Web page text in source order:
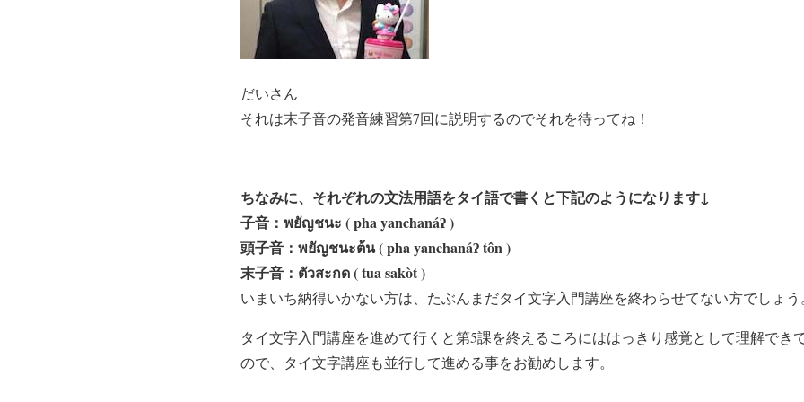
だいさん
それは末子音の発音練習第7回に説明するのでそれを待ってね！
ちなみに、それぞれの文法用語をタイ語で書くと下記のようになります↓
子音：พยัญชนะ ( pha yanchanáʔ )
頭子音：พยัญชนะต้น ( pha yanchanáʔ tôn )
末子音：ตัวสะกด ( tua sakòt )
いまいち納得いかない方は、たぶんまだタイ文字入門講座を終わらせてない方でしょう
タイ文字入門講座を進めて行くと第5課を終えるころにははっきり感覚として理解でき
ので、タイ文字講座も並行して進める事をお勧めします。